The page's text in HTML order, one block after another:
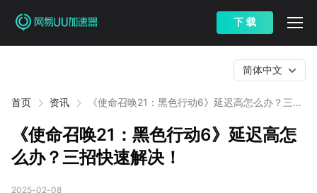
下 载
首页 资讯
《使命召唤21：黑色行动6》延迟高怎么办？三招
简体中文
《使命召唤21：黑色行动6》延迟高怎
么办？三招快速解决！
2025-02-08